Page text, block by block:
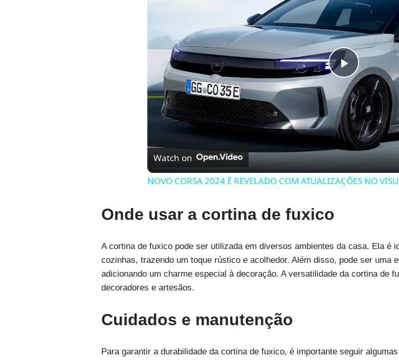
Play
Video
Watch on
NOVO CORSA 2024 É REVELADO COM ATUALIZAÇÕES NO
Onde usar a cortina de fuxico
A cortina de fuxico pode ser utilizada em diversos ambientes da casa. Ela é
cozinhas, trazendo um toque rústico e acolhedor. Além disso, pode ser uma
adicionando um charme especial à decoração. A versatilidade da cortina de
decoradores e artesãos.
Cuidados e manutenção
Para garantir a durabilidade da cortina de fuxico, é importante seguir